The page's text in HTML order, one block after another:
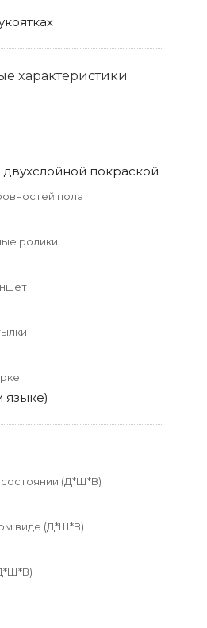
xарактеристики
покраской
пола
ролики
языке)
(Д*Ш*В)
виде (Д*Ш*В)